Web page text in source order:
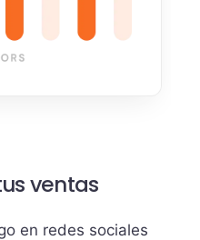
ventas
en redes sociales